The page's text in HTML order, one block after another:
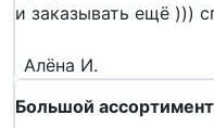
и заказывать ещё )))
Алёна И.
Большой